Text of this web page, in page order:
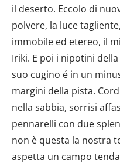
il deserto. Eccolo di
polvere, la luce
immobile ed etereo, il
Iriki. E poi i nipotini
suo cugino é in un
margini della pista.
nella sabbia, sorrisi
pennarelli con due
non è questa la nostra
aspetta un campo